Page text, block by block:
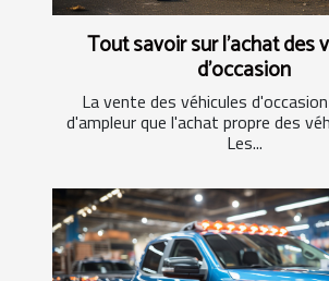
Tout savoir sur l'achat des
d'occasion
La vente des véhicules
d'ampleur que l'achat propre des
Les...